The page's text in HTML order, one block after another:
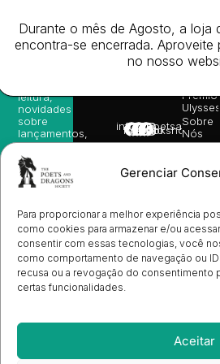
Gerenciar
Para proporcionar a melhor experiência
como cookies para armazenar e/ou
consentir com essas tecnologias, você
como comportamento de navegação ou
recusa ou a revogação do consentimento
certas funcionalidades.
Aceitar
Infantil
Adulto
Bookshop
Books
in
English
Autores
Prémio
Ulysses
Sobre
Nós
Registo
de
e
receba
as
leitura,
novidades
sobre
lançamentos,
vantagens
exclusivas
e
avisos
e-mail.
Subscrever
Durante o mês de Agosto, a loja
encontra-se encerrada. Aproveite
no nosso